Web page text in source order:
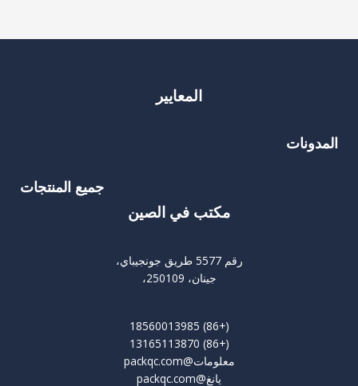
المعايير
المدونات
جميع المنتجات
مكتب في الصين
رقم 5577 طريق جونجيباي،
جينان، 250109،
(+86) 18560013985
(+86) 13165113870
معلومات@packqc.com
يانغ@packqc.com